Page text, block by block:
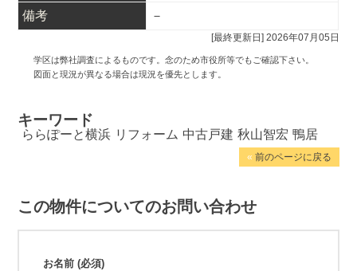
備考 －
[最終更新日] 2026年07月05日
学区は弊社調査によるものです。念のため市役所等でもご確認下さい。
図面と現況が異なる場合は現況を優先とします。
キーワード
ららぽーと横浜 リフォーム 中古戸建 秋山智宏 鴨居
« 前のページに戻る
この物件についてのお問い合わせ
お名前 (必須)